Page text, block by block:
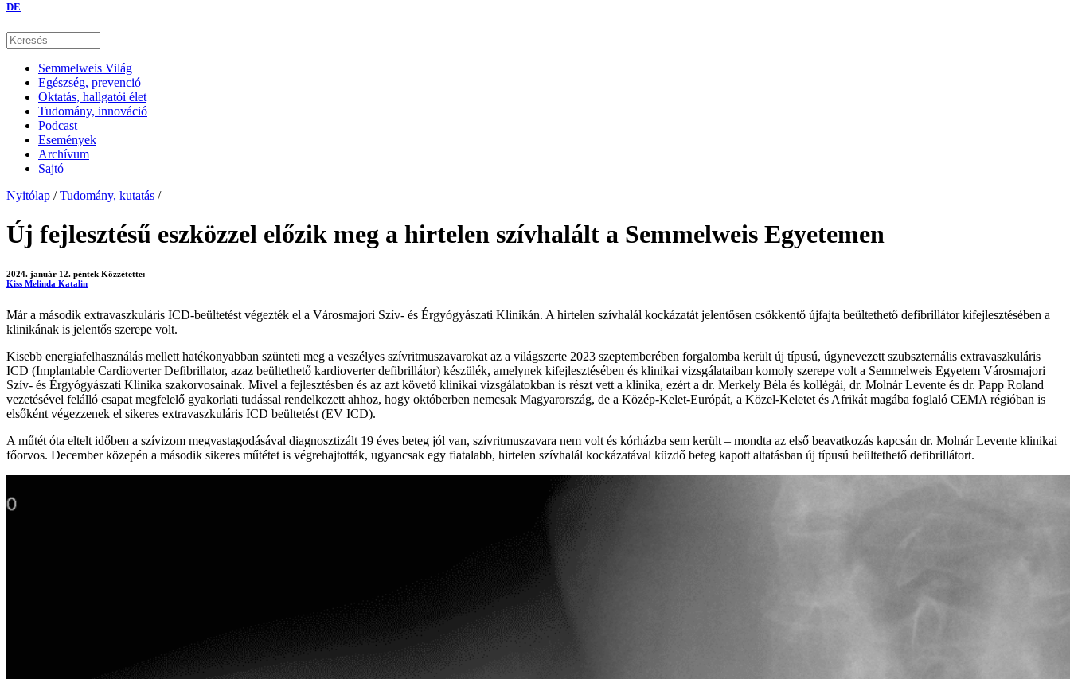
DE
Semmelweis Világ
Egészség, prevenció
Oktatás, hallgatói élet
Tudomány, innováció
Podcast
Események
Archívum
Sajtó
Nyitólap / Tudomány, kutatás /
Új fejlesztésű eszközzel előzik meg a hirtelen szívhalált a Semmelweis Egyetemen
2024. január 12. péntek Közzétette:
Kiss Melinda Katalin
Már a második extravaszkuláris ICD-beültetést végezték el a Városmajori Szív- és Érgyógyászati Klinikán. A hirtelen szívhalál kockázatát jelentősen csökkentő újfajta beültethető defibrillátor kifejlesztésében a
klinikának is jelentős szerepe volt.
Kisebb energiafelhasználás mellett hatékonyabban szünteti meg a veszélyes szívritmuszavarokat az a világszerte 2023 szeptemberében forgalomba került új típusú, úgynevezett szubszternális extravaszkuláris
ICD (Implantable Cardioverter Defibrillator, azaz beültethető kardioverter defibrillátor) készülék, amelynek kifejlesztésében és klinikai vizsgálataiban komoly szerepe volt a Semmelweis Egyetem Városmajori
Szív- és Érgyógyászati Klinika szakorvosainak. Mivel a fejlesztésben és az azt követő klinikai vizsgálatokban is részt vett a klinika, ezért a dr. Merkely Béla és kollégái, dr. Molnár Levente és dr. Papp Roland
vezetésével felálló csapat megfelelő gyakorlati tudással rendelkezett ahhoz, hogy októberben nemcsak Magyarország, de a Közép-Kelet-Európát, a Közel-Keletet és Afrikát magába foglaló CEMA régióban is
elsőként végezzenek el sikeres extravaszkuláris ICD beültetést (EV ICD).
A műtét óta eltelt időben a szívizom megvastagodásával diagnosztizált 19 éves beteg jól van, szívritmuszavara nem volt és kórházba sem került – mondta az első beavatkozás kapcsán dr. Molnár Levente klinikai
főorvos. December közepén a második sikeres műtétet is végrehajtották, ugyancsak egy fiatalabb, hirtelen szívhalál kockázatával küzdő beteg kapott altatásban új típusú beültethető defibrillátort.